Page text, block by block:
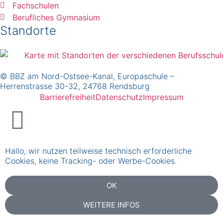
Fachschulen
Berufliches Gymnasium
Standorte
© BBZ am Nord-Ostsee-Kanal, Europaschule –
Herrenstrasse 30-32, 24768 Rendsburg
BarrierefreiheitDatenschutzImpressum
Hallo, wir nutzen teilweise technisch erforderliche
Cookies, keine Tracking- oder Werbe-Cookies.
OK
WEITERE INFOS